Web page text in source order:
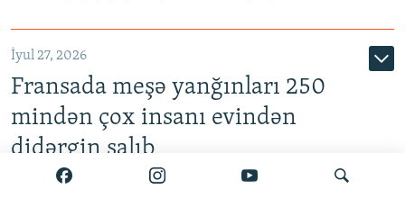
İyul 27, 2026
Fransada meşə yanğınları 250
mindən çox insanı evindən
didərgin salıb